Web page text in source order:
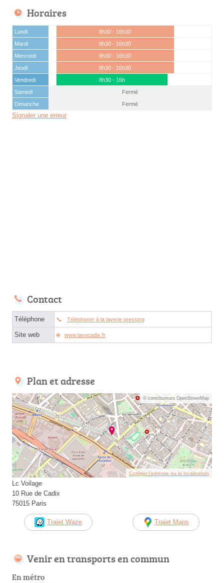
Horaires
Lundi
8h30 - 16h30
Mardi
8h30 - 16h30
Mercredi
8h30 - 16h30
Jeudi
8h30 - 16h30
Vendredi
8h30 - 16h
Samedi
Fermé
Dimanche
Fermé
Signaler une erreur
Contact
Téléphone Téléphoner à la laverie pressing
Site web www.lavocadix.fr
Plan et adresse
© contributeurs OpenStreetMap
Corriger l’adresse ou la localisation
Lc Voilage
10 Rue de Cadix
75015 Paris
Trajet Waze Trajet Maps
Venir en transports en commun
En métro